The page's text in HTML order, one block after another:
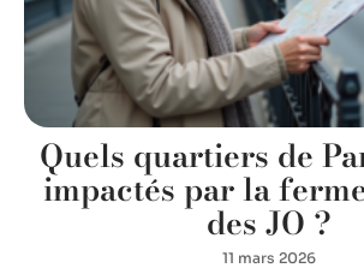
Quels quartiers de
impactés par la
des JO ?
11 mars 2026